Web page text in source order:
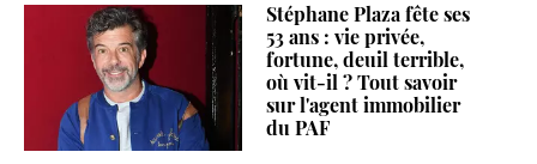
Stéphane Plaza fête ses
53 ans : vie privée,
fortune, deuil terrible,
où vit-il ? Tout savoir
sur l'agent immobilier
du PAF